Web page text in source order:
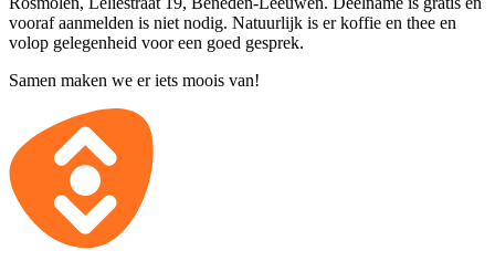
vooraf aanmelden is niet nodig. Natuurlijk is er koffie en thee en
volop gelegenheid voor een goed gesprek.
Samen maken we er iets moois van!